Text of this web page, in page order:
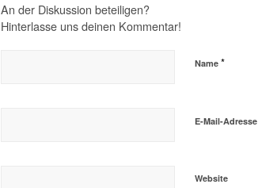
An der Diskussion beteiligen?
Hinterlasse uns deinen Kommentar!
Name *
E-Mail-Adresse
Website